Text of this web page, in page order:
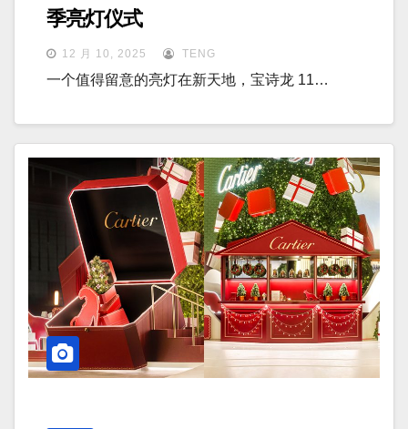
季亮灯仪式
12 月 10, 2025 TENG
一个值得留意的亮灯在新天地，宝诗龙 11…